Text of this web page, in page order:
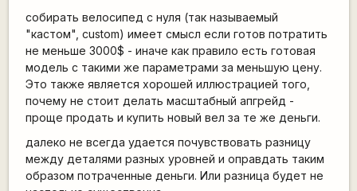
собирать велосипед с нуля (так называемый
"кастом", custom) имеет смысл если готов потратить
не меньше 3000$ - иначе как правило есть готовая
модель с такими же параметрами за меньшую цену.
Это также является хорошей иллюстрацией того,
почему не стоит делать масштабный апгрейд -
проще продать и купить новый вел за те же деньги.
далеко не всегда удается почувствовать разницу
между деталями разных уровней и оправдать таким
образом потраченные деньги. Или разница будет не